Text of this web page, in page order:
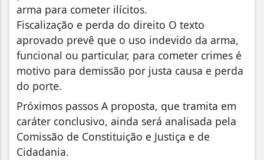
arma para cometer ilícitos.
Fiscalização e perda do direito O texto
aprovado prevê que o uso indevido da arma,
funcional ou particular, para cometer crimes é
motivo para demissão por justa causa e perda
do porte.
Próximos passos A proposta, que tramita em
caráter conclusivo, ainda será analisada pela
Comissão de Constituição e Justiça e de
Cidadania.